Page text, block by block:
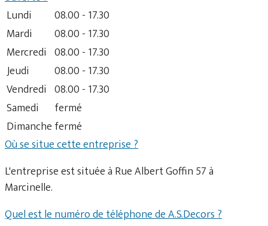
Lundi
08.00 - 17.30
Mardi
08.00 - 17.30
Mercredi 08.00 - 17.30
Jeudi
08.00 - 17.30
Vendredi 08.00 - 17.30
Samedi
fermé
Dimanche fermé
Où se situe cette entreprise ?
L'entreprise est située à Rue Albert Goffin 57 à
Marcinelle.
Quel est le numéro de téléphone de A.S.Decors ?